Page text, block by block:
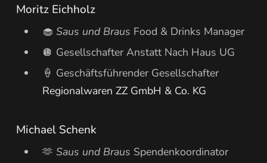
Moritz Eichholz
🧁 Saus und Braus Food & Drinks Manager
🪩 Gesellschafter Anstatt Nach Haus UG
🍦 Geschäftsführender Gesellschafter
Regionalwaren ZZ GmbH & Co. KG
Michael Schenk
🫶 Saus und Braus Spendenkoordinator